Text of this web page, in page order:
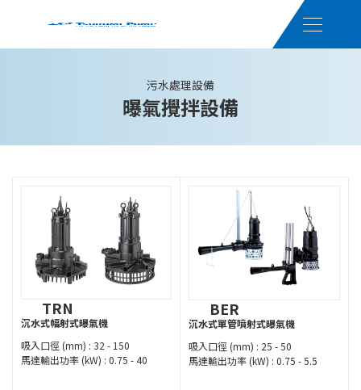
污水處理設備
曝氣攪拌設備
TRN
沉水式幅射式曝氣機
吸入口徑 (mm) : 32 - 150
馬達輸出功率 (kW) : 0.75 - 40
BER
沉水式單管噴射式曝氣機
吸入口徑 (mm) : 25 - 50
馬達輸出功率 (kW) : 0.75 - 5.5